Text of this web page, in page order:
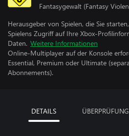
Fantasygewalt (Fantasy
Herausgeber von Spielen, die Sie
Spielens Zugriff auf Ihre Xbox-
Daten. Weitere Informationen
Online-Multiplayer auf der Konsole
Essential, Premium oder Ultimate
Abonnements).
DETAILS